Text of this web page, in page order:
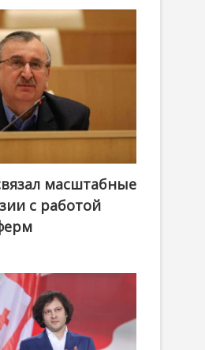
масштабные
с работой